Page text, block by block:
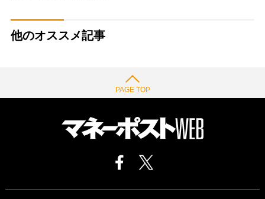
他のオススメ記事
PAGE TOP